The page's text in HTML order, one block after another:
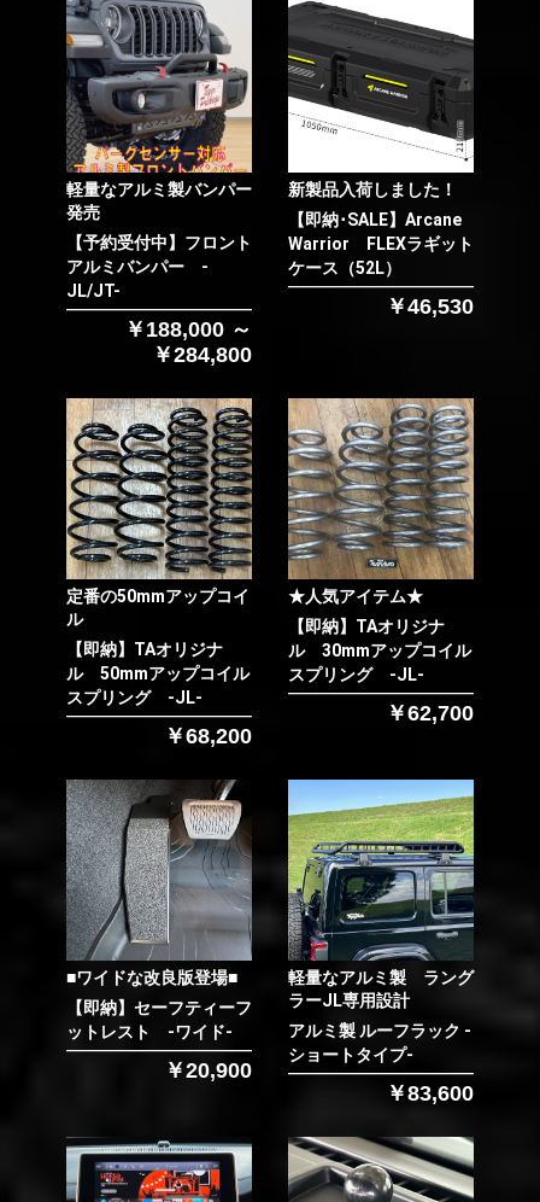
軽量なアルミ製バンパー
発売
【予約受付中】フロント
アルミバンパー -
JL/JT-
￥188,000 ～
￥284,800
新製品入荷しました！
【即納･SALE】Arcane
Warrior FLEXラギット
ケース（52L）
￥46,530
定番の50mmアップコイ
ル
【即納】TAオリジナ
ル 50mmアップコイル
スプリング -JL-
￥68,200
★人気アイテム★
【即納】TAオリジナ
ル 30mmアップコイル
スプリング -JL-
￥62,700
■ワイドな改良版登場■
【即納】セーフティーフ
ットレスト -ワイド-
￥20,900
軽量なアルミ製 ラング
ラーJL専用設計
アルミ製 ルーフラック -
ショートタイプ-
￥83,600